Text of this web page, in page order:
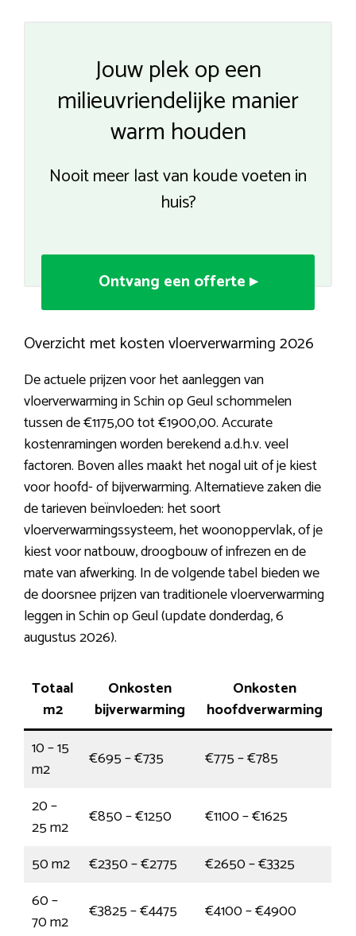
Jouw plek op een
milieuvriendelijke manier
warm houden
Nooit meer last van koude voeten in
huis?
Ontvang een offerte ▸
Overzicht met kosten vloerverwarming 2026
De actuele prijzen voor het aanleggen van
vloerverwarming in Schin op Geul schommelen
tussen de €1175,00 tot €1900,00. Accurate
kostenramingen worden berekend a.d.h.v. veel
factoren. Boven alles maakt het nogal uit of je kiest
voor hoofd- of bijverwarming. Alternatieve zaken die
de tarieven beïnvloeden: het soort
vloerverwarmingssysteem, het woonoppervlak, of je
kiest voor natbouw, droogbouw of infrezen en de
mate van afwerking. In de volgende tabel bieden we
de doorsnee prijzen van traditionele vloerverwarming
leggen in Schin op Geul (update donderdag, 6
augustus 2026).
Totaal
m2
Onkosten
bijverwarming
Onkosten
hoofdverwarming
10 – 15
m2
€695 – €735
€775 – €785
20 –
25 m2
€850 – €1250
€1100 – €1625
50 m2
€2350 – €2775
€2650 – €3325
60 –
70 m2
€3825 – €4475
€4100 – €4900